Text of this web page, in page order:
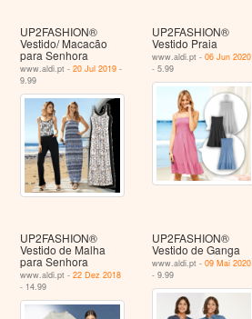
UP2FASHION®
Vestido/ Macacão
para Senhora
www.aldi.pt -20 Jul 2019 -
9.99
UP2FASHION®
Vestido Praia
www.aldi.pt - 06 Jun 2020
- 5.99
UP2FASHION®
Vestido de Malha
para Senhora
www.aldi.pt -22 Dez 2018
- 14.99
UP2FASHION®
Vestido de Ganga
www.aldi.pt - 09 Mai 2020
- 9.99